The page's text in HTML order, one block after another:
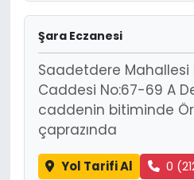
Şara Eczanesi
Saadetdere Mahallesi
Caddesi No:67-69 A
caddenin bitiminde
çaprazında
Yol Tarifi Al 0